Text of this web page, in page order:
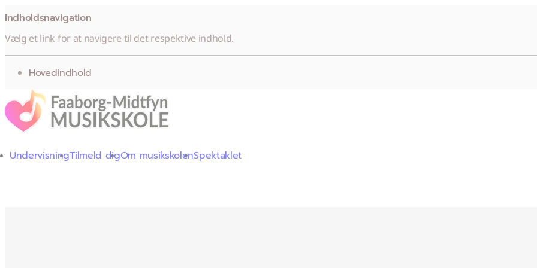
Indholdsnavigation
Vælg et link for at navigere til det respektive indhold.
gå til
Hovedindhold
UndervisningTilmeld digOm musikskolenSpektaklet